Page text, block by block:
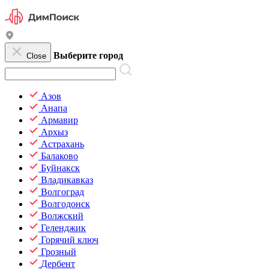
Close Выберите город
Азов
Анапа
Армавир
Архыз
Астрахань
Балаково
Буйнакск
Владикавказ
Волгоград
Волгодонск
Волжский
Геленджик
Горячий ключ
Грозный
Дербент